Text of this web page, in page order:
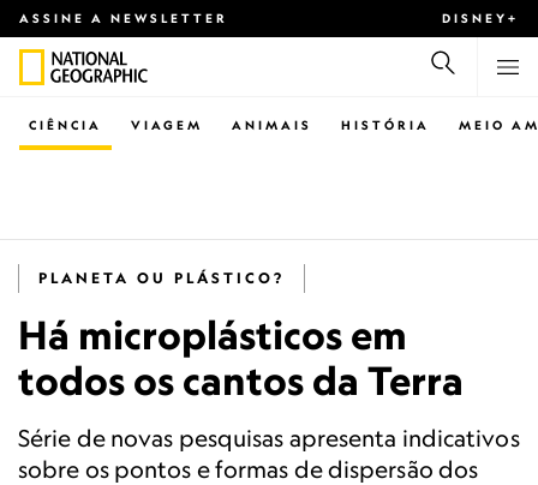
ASSINE A NEWSLETTER DISNEY+
CIÊNCIA VIAGEM ANIMAIS HISTÓRIA MEIO
PLANETA OU PLÁSTICO?
Há microplásticos em
todos os cantos da Terra
Série de novas pesquisas apresenta indicativos
sobre os pontos e formas de dispersão dos